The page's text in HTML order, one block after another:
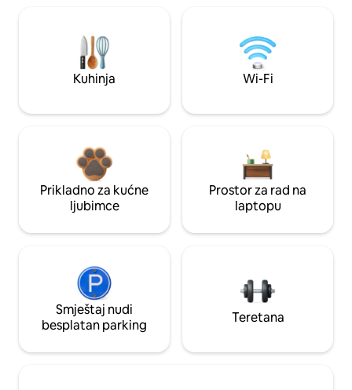
Kuhinja Wi-Fi
Prikladno za kućne
ljubimce
Prostor za rad na
laptopu
Smještaj nudi
besplatan parking
Teretana